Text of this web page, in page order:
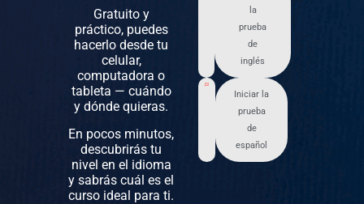
Gratuito y
práctico, puedes
hacerlo desde tu
celular,
computadora o
tableta — cuándo
y dónde quieras.
En pocos minutos,
descubrirás tu
nivel en el idioma
y sabrás cuál es el
curso ideal para ti.
la
prueba
de
inglés
Iniciar la
prueba
de
español